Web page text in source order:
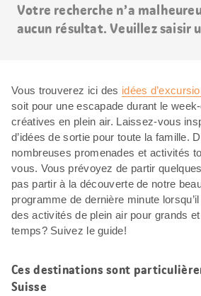
Votre recherche n’a
aucun résultat. Veuillez saisir
Vous trouverez ici des idées
soit pour une escapade durant le
créatives en plein air. Laissez-vous
d’idées de sortie pour toute la famille.
nombreuses promenades et activités
vous. Vous prévoyez de partir
pas partir à la découverte de notre
programme de dernière minute
des activités de plein air pour grands
temps? Suivez le guide!
Ces destinations sont
Suisse